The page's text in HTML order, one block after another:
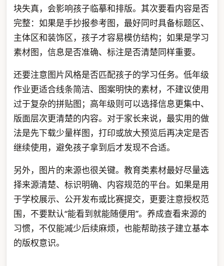
块失真，会影响孩子临摹和排版。其次要看内容是否
完整：如果是手抄报参考图，最好同时具备标题区、
主体区和装饰区，孩子才容易模仿结构；如果是学习
素材图，信息是否准确、标注是否清楚同样重要。
还要注意图片风格是否匹配孩子的学习任务。低年级
作业更适合线条简洁、图案明快的素材，不建议使用
过于复杂的拼贴图；高年级则可以选择信息更集中、
版面层次更清楚的内容。对于家长来说，最实用的做
法是先下载少量样图，打印或放大预览后再决定是否
继续使用，避免孩子拿到后才发现不合适。
另外，图片的来源也很关键。教育类素材最好尽量选
择来源清楚、标识明确、内容规范的平台。如果是用
于学校展示、公开发布或比赛提交，更要注意授权范
围，不要默认“能看到就能随便用”。养成查看来源的
习惯，不仅能减少后续麻烦，也能帮助孩子建立基本
的版权意识。